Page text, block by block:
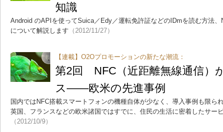
知識
Android のAPIを使ってSuica／Edy／運転免許証などのIDmを読む方法
について解説します （2012/11/27）
【連載】O2Oプロモーションの新たな潮流：
第2回 NFC（近距離無線通信）
ス――欧米の先進事例
国内ではNFC搭載スマートフォンの機種自体が少なく、導入事例も限ら
英国、フランスなどの欧米諸国ではすでに、住民の生活に密着したサー
（2012/10/9）